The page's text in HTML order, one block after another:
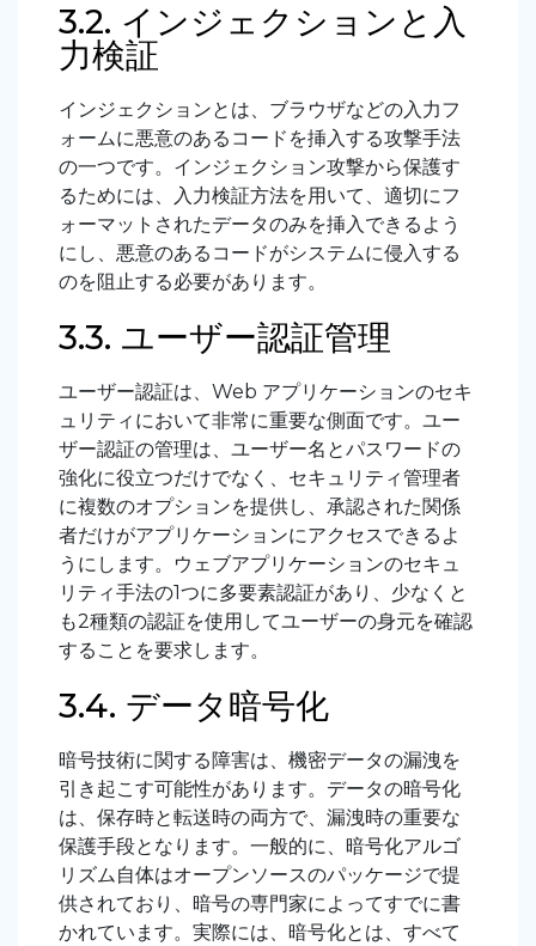
3.2. インジェクションと入
力検証
インジェクションとは、ブラウザなどの入力フ
ォームに悪意のあるコードを挿入する攻撃手法
の一つです。インジェクション攻撃から保護す
るためには、入力検証方法を用いて、適切にフ
ォーマットされたデータのみを挿入できるよう
にし、悪意のあるコードがシステムに侵入する
のを阻止する必要があります。
3.3. ユーザー認証管理
ユーザー認証は、Web アプリケーションのセキ
ュリティにおいて非常に重要な側面です。ユー
ザー認証の管理は、ユーザー名とパスワードの
強化に役立つだけでなく、セキュリティ管理者
に複数のオプションを提供し、承認された関係
者だけがアプリケーションにアクセスできるよ
うにします。ウェブアプリケーションのセキュ
リティ手法の1つに多要素認証があり、少なくと
も2種類の認証を使用してユーザーの身元を確認
することを要求します。
3.4. データ暗号化
暗号技術に関する障害は、機密データの漏洩を
引き起こす可能性があります。データの暗号化
は、保存時と転送時の両方で、漏洩時の重要な
保護手段となります。一般的に、暗号化アルゴ
リズム自体はオープンソースのパッケージで提
供されており、暗号の専門家によってすでに書
かれています。実際には、暗号化とは、すべて